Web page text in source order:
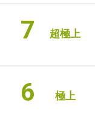
7 超極上
6 極上